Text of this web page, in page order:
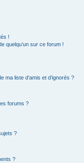
!
quelqu’un sur ce forum !
ma liste d’amis et d’ignorés ?
forums ?
?
?